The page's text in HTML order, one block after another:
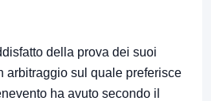
della prova dei suoi
arbitraggio sul quale preferisce
ha avuto secondo il